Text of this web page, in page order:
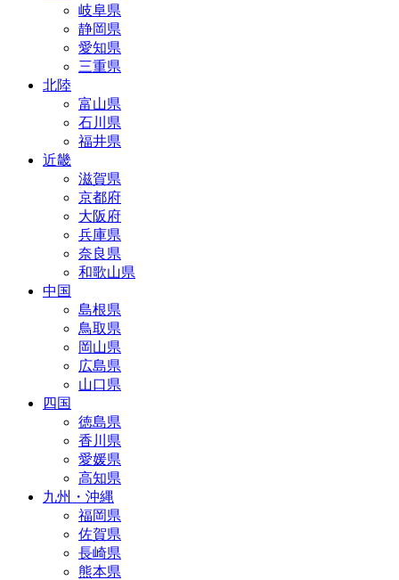
岐阜県
静岡県
愛知県
三重県
北陸
富山県
石川県
福井県
近畿
滋賀県
京都府
大阪府
兵庫県
奈良県
和歌山県
中国
島根県
鳥取県
岡山県
広島県
山口県
四国
徳島県
香川県
愛媛県
高知県
九州・沖縄
福岡県
佐賀県
長崎県
熊本県